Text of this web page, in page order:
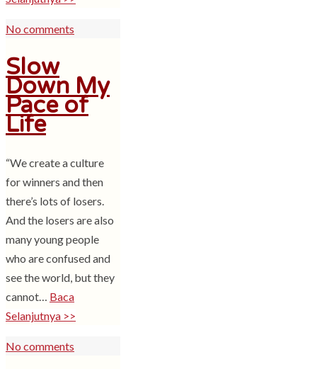
No comments
Slow
Down My
Pace of
Life
“We create a culture
for winners and then
there’s lots of losers.
And the losers are also
many young people
who are confused and
see the world, but they
cannot… Baca
Selanjutnya >>
No comments